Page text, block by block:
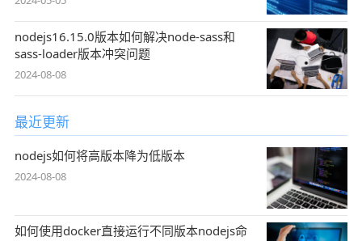
nodejs16.15.0版本如何解决node-sass和
sass-loader版本冲突问题
2024-08-08
最近更新
nodejs如何将高版本降为低版本
2024-08-08
如何使用docker直接运行不同版本nodejs命